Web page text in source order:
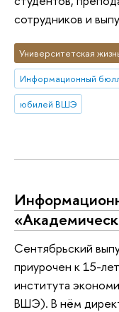
сотрудников и
Университетская
Информационный
юбилей ВШЭ
Сентябрьский
приурочен к 15-
института
ВШЭ). В нём